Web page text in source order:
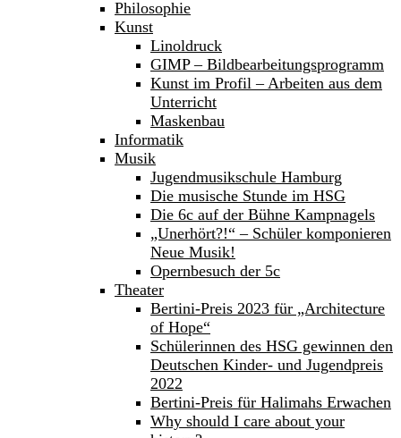
Philosophie
Kunst
Linoldruck
GIMP – Bildbearbeitungsprogramm
Kunst im Profil – Arbeiten aus dem
Unterricht
Maskenbau
Informatik
Musik
Jugendmusikschule Hamburg
Die musische Stunde im HSG
Die 6c auf der Bühne Kampnagels
„Unerhört?!“ – Schüler komponieren
Neue Musik!
Opernbesuch der 5c
Theater
Bertini-Preis 2023 für „Architecture
of Hope“
Schülerinnen des HSG gewinnen den
Deutschen Kinder- und Jugendpreis
2022
Bertini-Preis für Halimahs Erwachen
Why should I care about your